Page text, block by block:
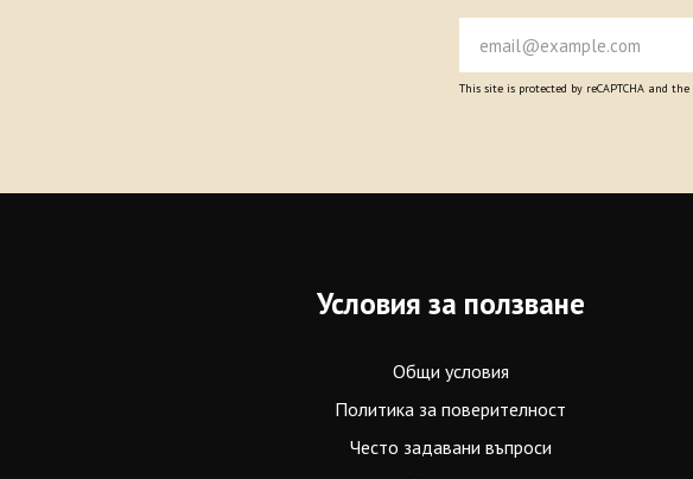
This site is protected by reCAPTCHA and the
Условия за ползване
Общи условия
Политика за поверителност
Често задавани въпроси